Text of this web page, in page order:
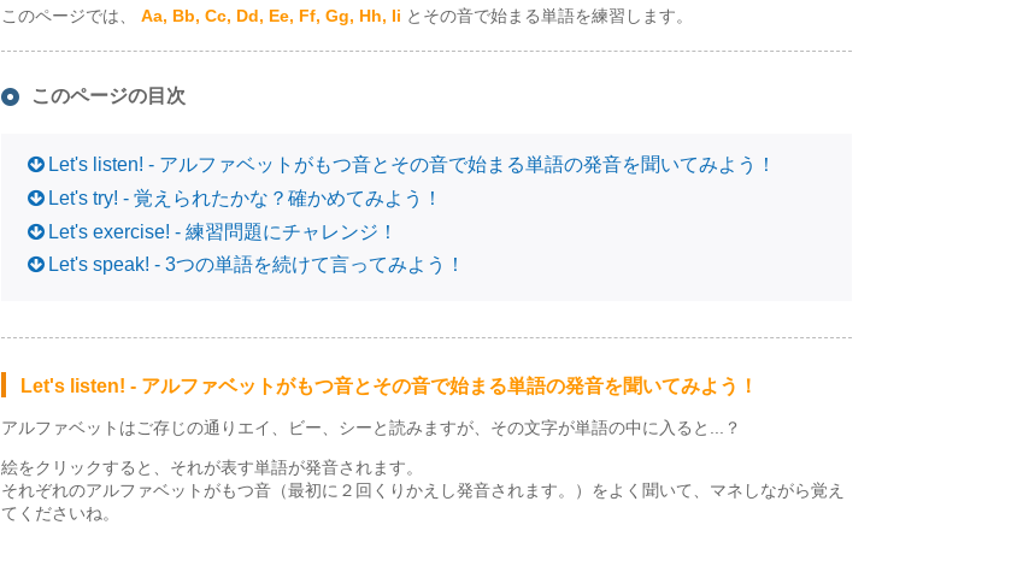
このページでは、 Aa, Bb, Cc, Dd, Ee, Ff, Gg, Hh, Ii とその音で始まる単語を練習します。
このページの目次
Let's listen! - アルファベットがもつ音とその音で始まる単語の発音を聞いてみよう！
Let's try! - 覚えられたかな？確かめてみよう！
Let's exercise! - 練習問題にチャレンジ！
Let's speak! - 3つの単語を続けて言ってみよう！
Let's listen! - アルファベットがもつ音とその音で始まる単語の発音を聞いてみよう！
アルファベットはご存じの通りエイ、ビー、シーと読みますが、その文字が単語の中に入ると...？
絵をクリックすると、それが表す単語が発音されます。
それぞれのアルファベットがもつ音（最初に２回くりかえし発音されます。）をよく聞いて、マネしながら覚え
てくださいね。